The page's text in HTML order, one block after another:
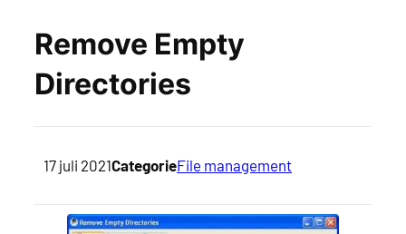
Remove Empty
Directories
17 juli 2021CategorieFile management